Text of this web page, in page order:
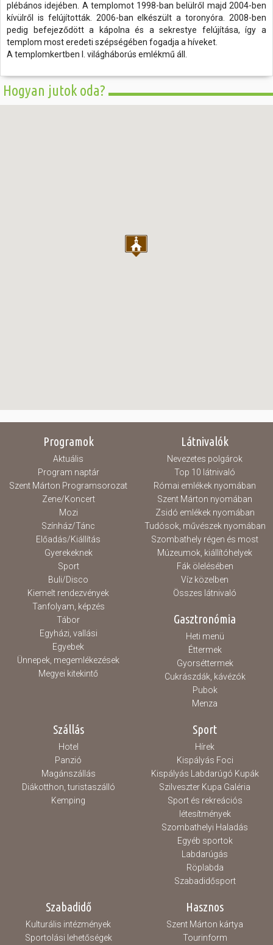
plébános idejében. A templomot 1998-ban belülről majd 2004-ben
kívülről is felújították. 2006-ban elkészült a toronyóra. 2008-ben
pedig befejeződött a kápolna és a sekrestye felújítása, így a
templom most eredeti szépségében fogadja a híveket.
A templomkertben I. világháborús emlékmű áll.
Hogyan jutok oda?
Programok
Aktuális
Program naptár
Szent Márton Programsorozat
Zene/Koncert
Mozi
Színház/Tánc
Előadás/Kiállítás
Gyerekeknek
Sport
Buli/Disco
Kiemelt rendezvények
Tanfolyam, képzés
Tábor
Egyházi, vallási
Egyebek
Ünnepek, megemlékezések
Megyei kitekintő
Látnivalók
Nevezetes polgárok
Top 10 látnivaló
Római emlékek nyomában
Szent Márton nyomában
Zsidó emlékek nyomában
Tudósok, művészek nyomában
Szombathely régen és most
Múzeumok, kiállítóhelyek
Fák ölelésében
Víz közelben
Összes látnivaló
Gasztronómia
Heti menü
Éttermek
Gyorséttermek
Cukrászdák, kávézók
Pubok
Menza
Szállás
Hotel
Panzió
Magánszállás
Diákotthon, turistaszálló
Kemping
Sport
Hírek
Kispályás Foci
Kispályás Labdarúgó Kupák
Szilveszter Kupa Galéria
Sport és rekreációs
létesítmények
Szombathelyi Haladás
Egyéb sportok
Labdarúgás
Röplabda
Szabadidősport
Szabadidő
Kulturális intézmények
Sportolási lehetőségek
Hasznos
Szent Márton kártya
Tourinform